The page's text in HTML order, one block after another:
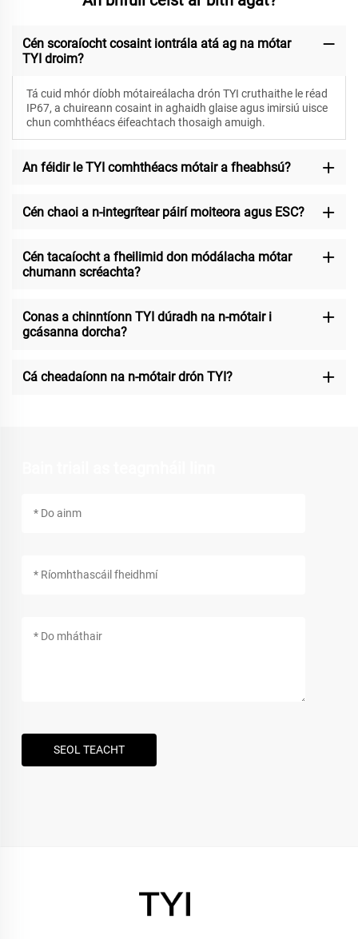
Cén scoraíocht cosaint iontrála atá ag na mótar
TYI droim?
Tá cuid mhór díobh mótaireálacha drón TYI cruthaithe le réad
IP67, a chuireann cosaint in aghaidh glaise agus imirsiú uisce
chun comhthéacs éifeachtach thosaigh amuigh.
An féidir le TYI comhthéacs mótair a fheabhsú?
Cén chaoi a n-integrítear páirí moiteora agus ESC?
Cén tacaíocht a fheilimid don módálacha mótar
chumann scréachta?
Conas a chinntíonn TYI dúradh na n-mótair i
gcásanna dorcha?
Cá cheadaíonn na n-mótair drón TYI?
SEOL TEACHT